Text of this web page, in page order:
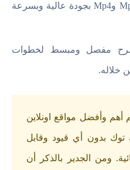
تدعم تنزيل مقاطع فيديو Mp3 وMp4 بجودة عالية وبسرعة
مفصل ومبسط لخطوات
خلاله.
أهم وأفضل مواقع اونلاين
توك بدون أي قيود وقابل
ومن الجدير بالذكر أن